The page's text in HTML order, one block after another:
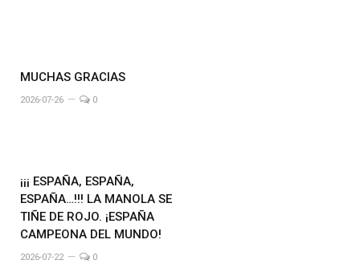
MUCHAS GRACIAS
2026-07-26 0
¡¡¡ ESPAÑA, ESPAÑA,
ESPAÑA…!!! LA MANOLA SE
TIÑE DE ROJO. ¡ESPAÑA
CAMPEONA DEL MUNDO!
2026-07-22 0